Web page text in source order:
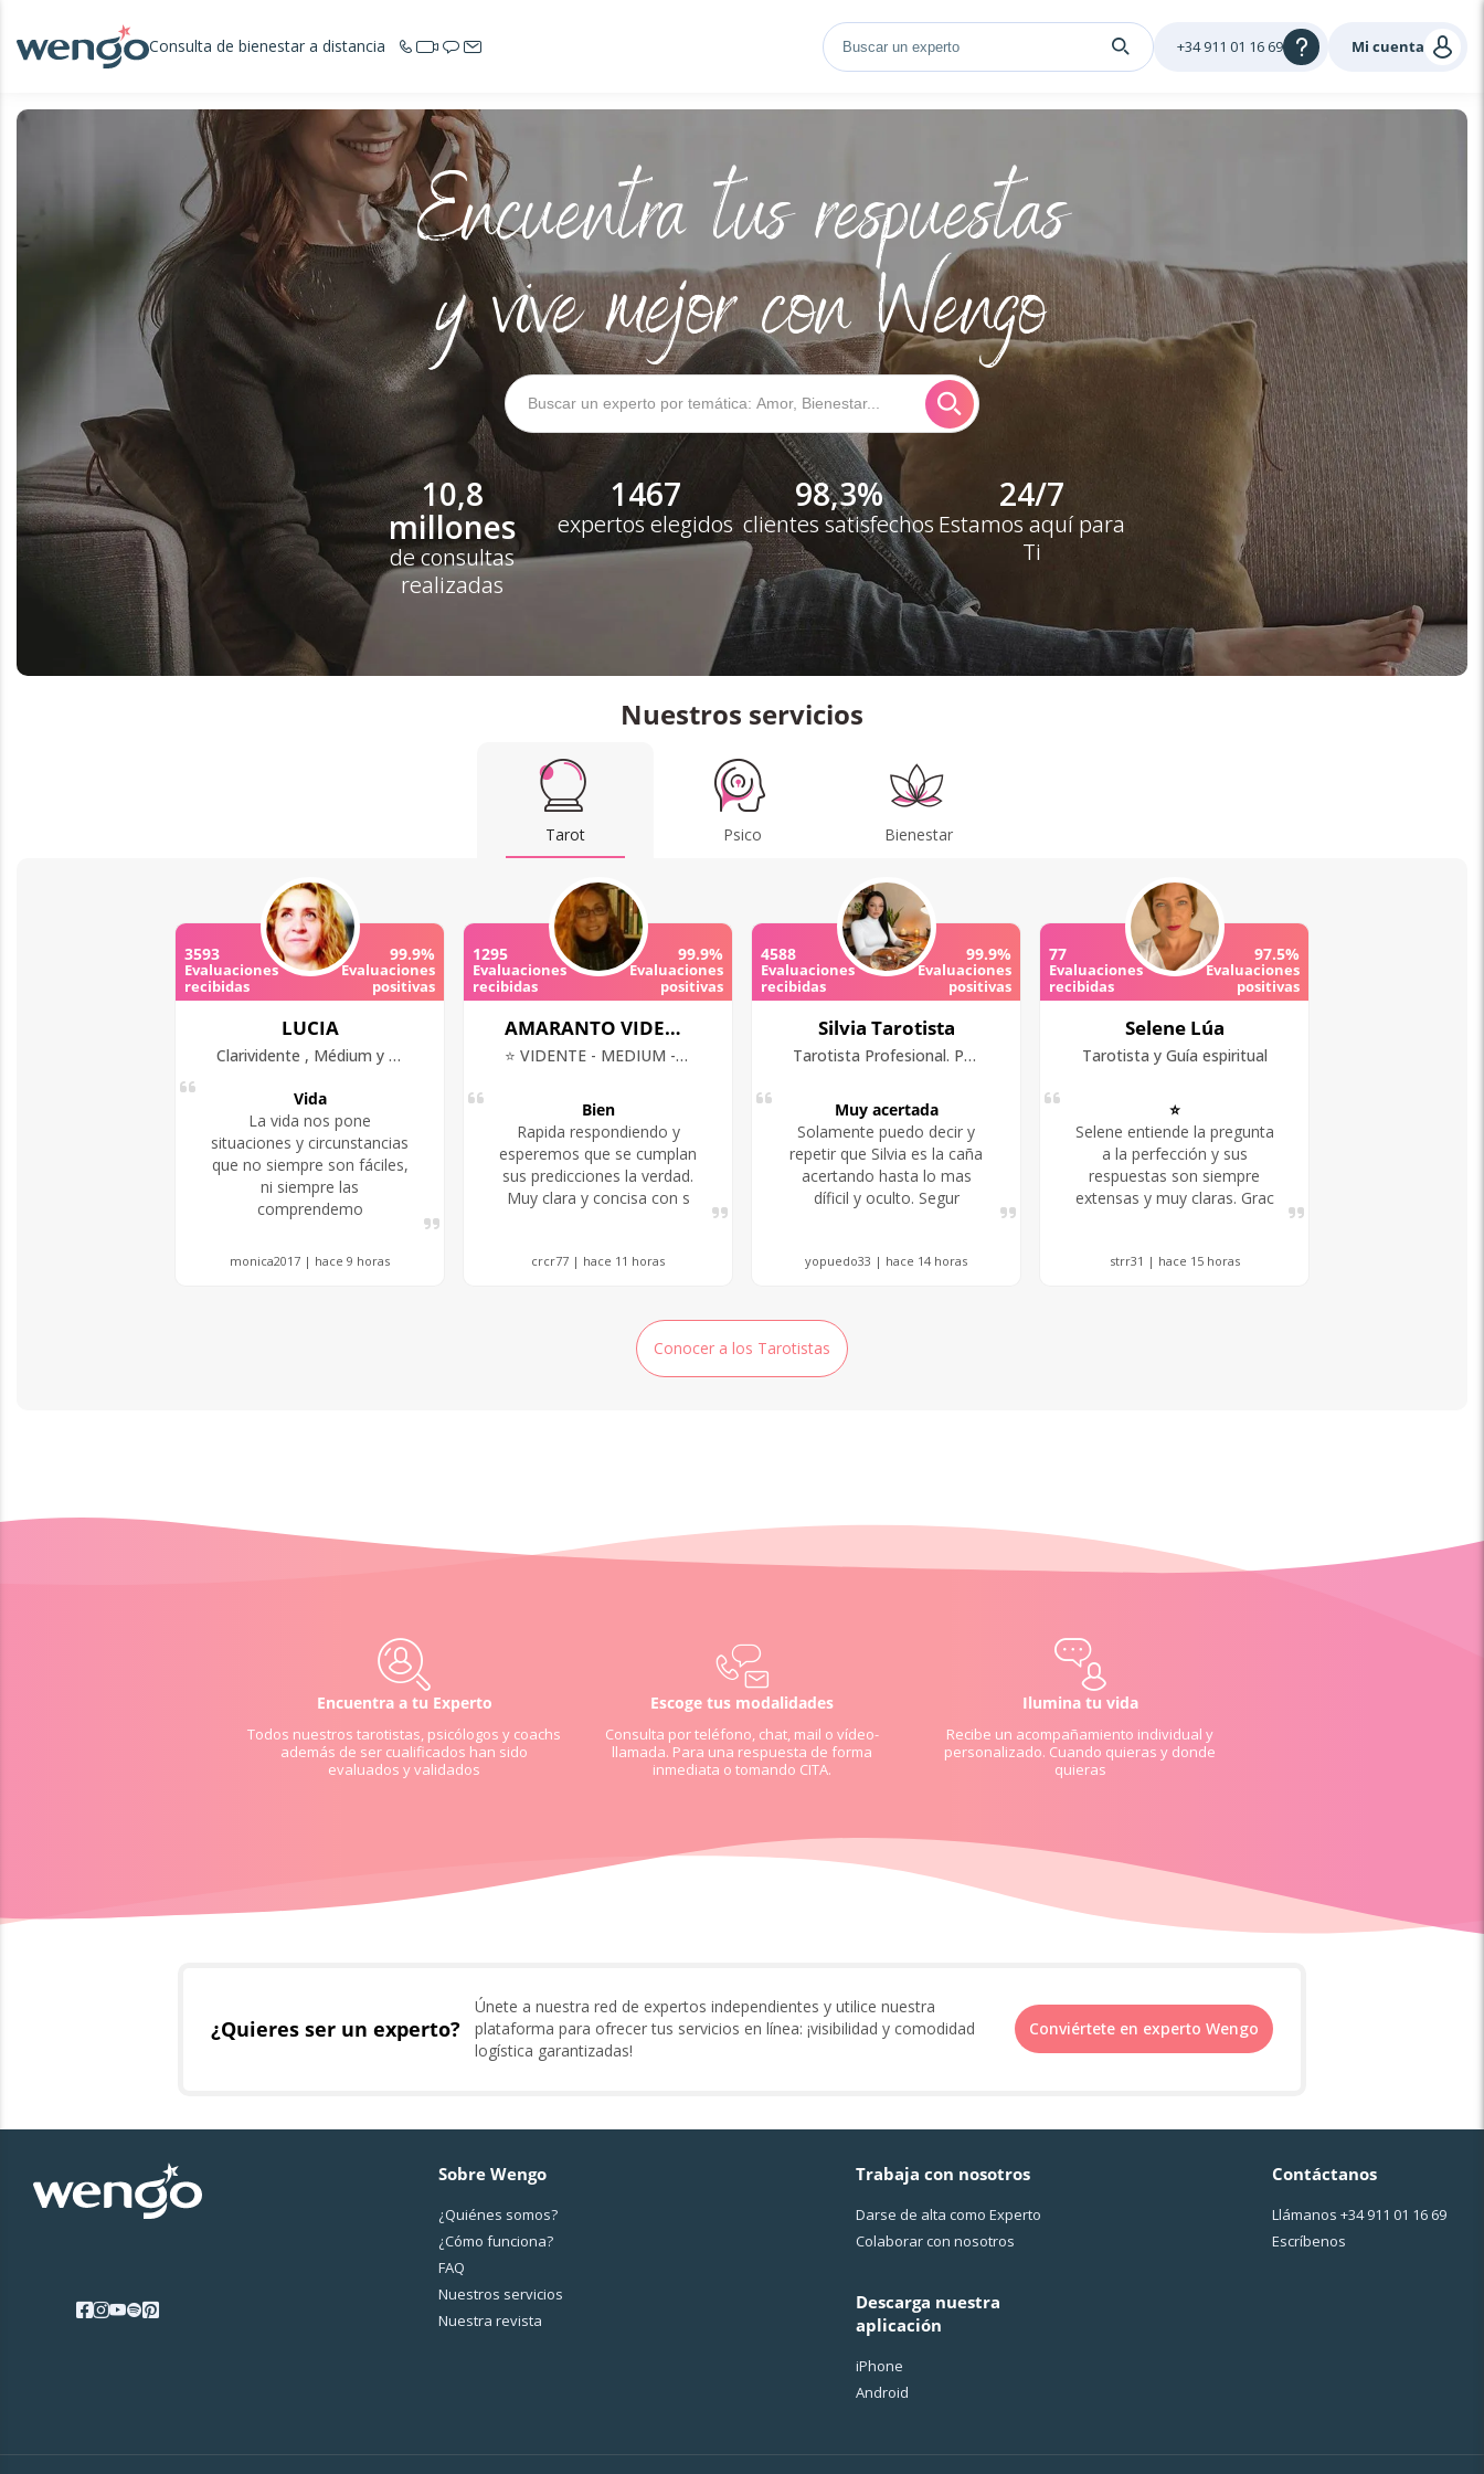
Consulta de bienestar a distancia Mi cuenta
+34 911 01 16 69
Encuentra tus respuestas
y vive mejor con Wengo
10,8
millones
de consultas
realizadas
1467
expertos elegidos
98,3%
clientes satisfechos
24/7
Estamos aquí para
Ti
Nuestros servicios
Tarot Psico Bienestar
3593
Evaluaciones
recibidas
99.9%
Evaluaciones
positivas
LUCIA
Clarividente , Médium y guía Espiritual.
Vida
La vida nos pone
situaciones y circunstancias
que no siempre son fáciles,
ni siempre las
comprendemo
monica2017 | hace 9 horas
1295
Evaluaciones
recibidas
99.9%
Evaluaciones
positivas
AMARANTO VIDENTE
⭐ VIDENTE - MEDIUM -TAROTISTA
Bien
Rapida respondiendo y
esperemos que se cumplan
sus predicciones la verdad.
Muy clara y concisa con s
crcr77 | hace 11 horas
4588
Evaluaciones
recibidas
99.9%
Evaluaciones
positivas
Silvia Tarotista
Tarotista Profesional. Psicóloga
Muy acertada
Solamente puedo decir y
repetir que Silvia es la caña
acertando hasta lo mas
díficil y oculto. Segur
yopuedo33 | hace 14 horas
77
Evaluaciones
recibidas
97.5%
Evaluaciones
positivas
Selene Lúa
Tarotista y Guía espiritual
⭐️
Selene entiende la pregunta
a la perfección y sus
respuestas son siempre
extensas y muy claras. Grac
strr31 | hace 15 horas
Conocer a los Tarotistas
Encuentra a tu Experto
Todos nuestros tarotistas, psicólogos y coachs
además de ser cualificados han sido
evaluados y validados
Escoge tus modalidades
Consulta por teléfono, chat, mail o vídeo-
llamada. Para una respuesta de forma
inmediata o tomando CITA.
Ilumina tu vida
Recibe un acompañamiento individual y
personalizado. Cuando quieras y donde
quieras
¿Quieres ser un experto?
Únete a nuestra red de expertos independientes y utilice nuestra
plataforma para ofrecer tus servicios en línea: ¡visibilidad y comodidad
logística garantizadas!
Conviértete en experto Wengo
Sobre Wengo
¿Quiénes somos?
¿Cо́mo funciona?
FAQ
Nuestros servicios
Nuestra revista
Trabaja con nosotros
Darse de alta como Experto
Colaborar con nosotros
Descarga nuestra
aplicación
iPhone
Android
Contáctanos
Llámanos +34 911 01 16 69
Escríbenos